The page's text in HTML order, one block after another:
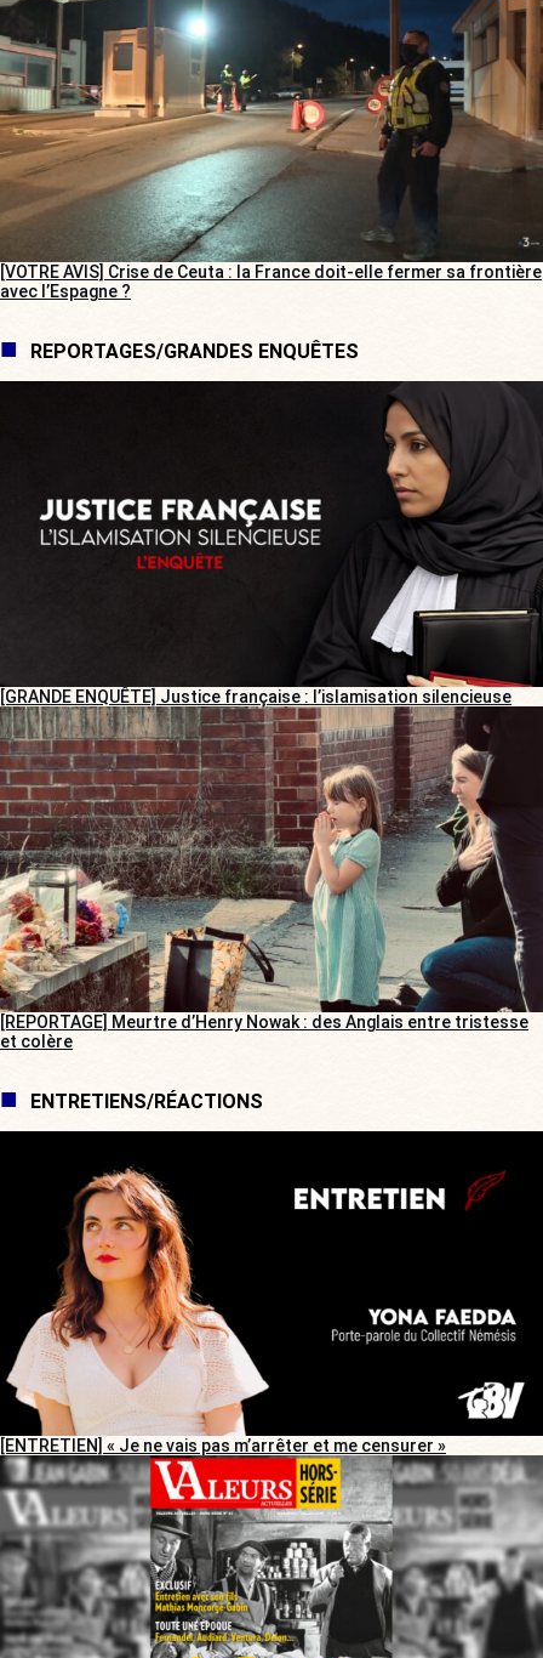
[VOTRE AVIS] Crise de Ceuta : la France doit-elle fermer sa frontière
avec l’Espagne ?
REPORTAGES/GRANDES ENQUÊTES
[GRANDE ENQUÊTE] Justice française : l’islamisation silencieuse
[REPORTAGE] Meurtre d’Henry Nowak : des Anglais entre tristesse
et colère
ENTRETIENS/RÉACTIONS
[ENTRETIEN] « Je ne vais pas m’arrêter et me censurer »